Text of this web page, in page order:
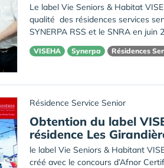
Le label Vie Seniors & Habitat
qualité des résidences services
SYNERPA RSS et le SNRA en juin
VISEHA Synerpa Résidences
Résidence Service Senior
Obtention du label
résidence Les
le label Vie Seniors & Habitant
créé avec le concours d’Afnor